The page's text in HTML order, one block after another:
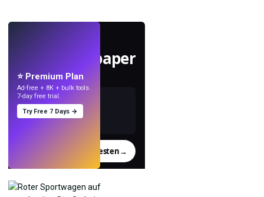
Mach Wallpaper
mit KI.
Testen
⭐ Premium Plan
Ad-free + 8K + bulk tools.
7-day free trial.
Try Free 7 Days →